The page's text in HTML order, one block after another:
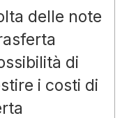
delle note
di
i costi di